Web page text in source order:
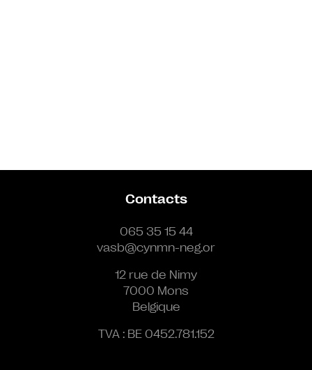
Contacts
065 35 15 44
vasb@cynmn-neg.or
12 rue de Nimy
7000 Mons
Belgique
TVA : BE 0452.781.152